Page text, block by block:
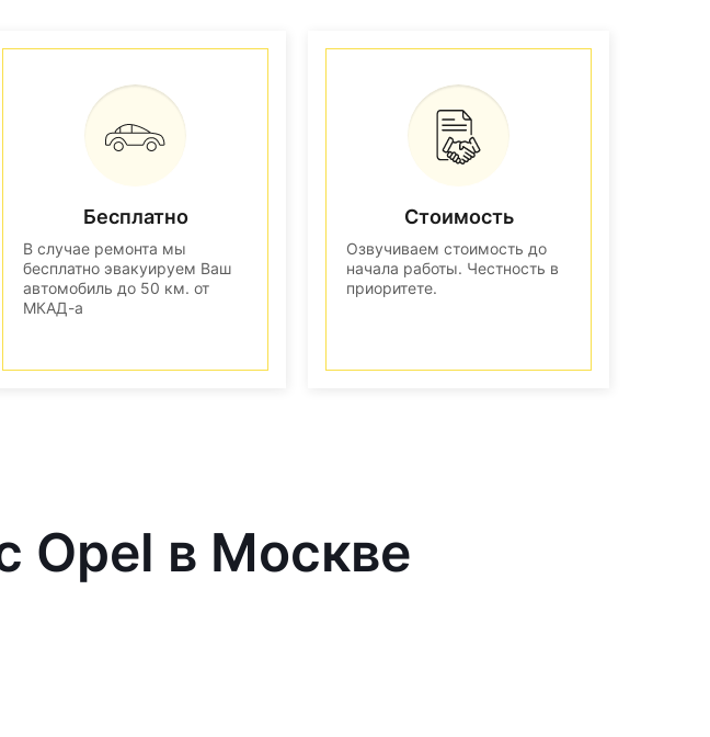
Бесплатно
В случае ремонта мы
бесплатно эвакуируем Ваш
автомобиль до 50 км. от
МКАД-а
Стоимость
Озвучиваем стоимость до
начала работы. Честность в
приоритете.
Opel в Москве